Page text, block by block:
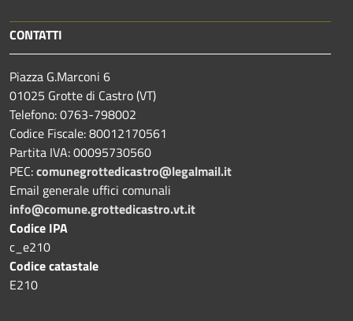
CONTATTI
Piazza G.Marconi 6
01025 Grotte di Castro (VT)
Telefono: 0763-798002
Codice Fiscale: 80012170561
Partita IVA: 00095730560
PEC:comunegrottedicastro@legalmail.it
Email generale uffici comunali
info@comune.grottedicastro.vt.it
Codice IPA
c_e210
Codice catastale
E210